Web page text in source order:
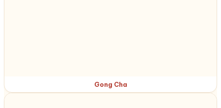
Gong Cha